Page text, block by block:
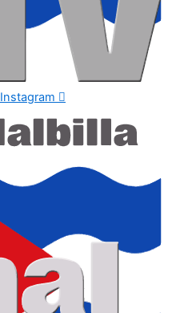
Instagram